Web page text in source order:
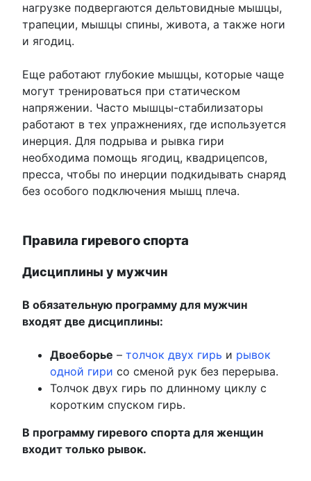
нагрузке подвергаются дельтовидные мышцы,
трапеции, мышцы спины, живота, а также ноги
и ягодиц.
Еще работают глубокие мышцы, которые чаще
могут тренироваться при статическом
напряжении. Часто мышцы-стабилизаторы
работают в тех упражнениях, где используется
инерция. Для подрыва и рывка гири
необходима помощь ягодиц, квадрицепсов,
пресса, чтобы по инерции подкидывать снаряд
без особого подключения мышц плеча.
Правила гиревого спорта
Дисциплины у мужчин
В обязательную программу для мужчин
входят две дисциплины:
Двоеборье – толчок двух гирь и рывок
одной гири со сменой рук без перерыва.
Толчок двух гирь по длинному циклу с
коротким спуском гирь.
В программу гиревого спорта для женщин
входит только рывок.